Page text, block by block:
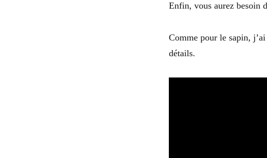
Enfin, vous aurez besoin
Comme pour le sapin,
détails.